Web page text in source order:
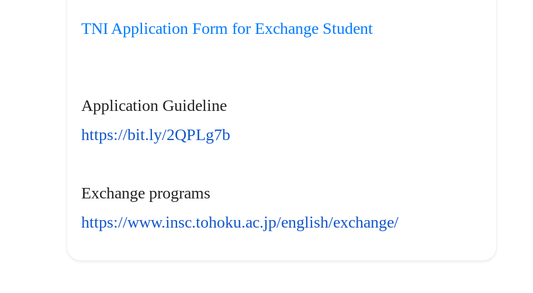
TNI Application Form for Exchange Student
Application Guideline
https://bit.ly/2QPLg7b
Exchange programs
https://www.insc.tohoku.ac.jp/english/exchange/